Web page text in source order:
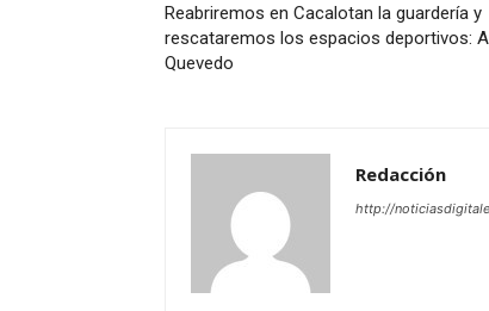
Reabriremos en Cacalotan la guardería y
rescataremos los espacios deportivos:
Quevedo
Redacción
http://